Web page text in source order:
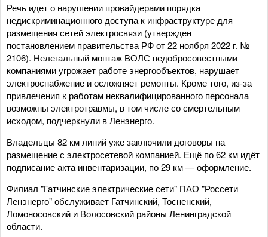
Речь идет о нарушении провайдерами порядка
недискриминационного доступа к инфраструктуре для
размещения сетей электросвязи (утвержден
постановлением правительства РФ от 22 ноября 2022 г. №
2106). Нелегальный монтаж ВОЛС недобросовестными
компаниями угрожает работе энергообъектов, нарушает
электроснабжение и осложняет ремонты. Кроме того, из‑за
привлечения к работам неквалифицированного персонала
возможны электротравмы, в том числе со смертельным
исходом, подчеркнули в Ленэнерго.
Владельцы 82 км линий уже заключили договоры на
размещение с электросетевой компанией. Ещё по 62 км идёт
подписание акта инвентаризации, по 29 км — оформление.
Филиал "Гатчинские электрические сети" ПАО "Россети
Ленэнерго" обслуживает Гатчинский, Тосненский,
Ломоносовский и Волосовский районы Ленинградской
области.